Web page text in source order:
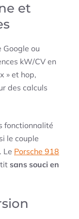
et
Google ou
kW/CV en
» et hop,
des calculs
fonctionnalité
le couple
Le Porsche 918
sans souci en